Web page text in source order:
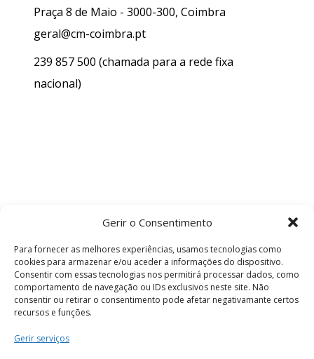
Gerir o Consentimento
Para fornecer as melhores experiências, usamos tecnologias como
cookies para armazenar e/ou aceder a informações do dispositivo.
Consentir com essas tecnologias nos permitirá processar dados, como
comportamento de navegação ou IDs exclusivos neste site. Não
consentir ou retirar o consentimento pode afetar negativamante certos
recursos e funções.
Gerir serviços
Praça 8 de Maio - 3000-300, Coimbra
geral@cm-coimbra.pt
239 857 500 (chamada para a rede fixa
nacional)
Termos e Condições